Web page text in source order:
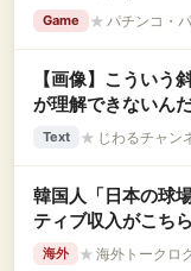
スすぎるｗｗｗｗ
Game ★ パチンコ・
【画像】こういう
が理解できないん
Text ★ じわるチャ
韓国人「日本の球
ティブ収入がこち
ﾙ」＝韓国の反応
海外 ★ 海外トーク